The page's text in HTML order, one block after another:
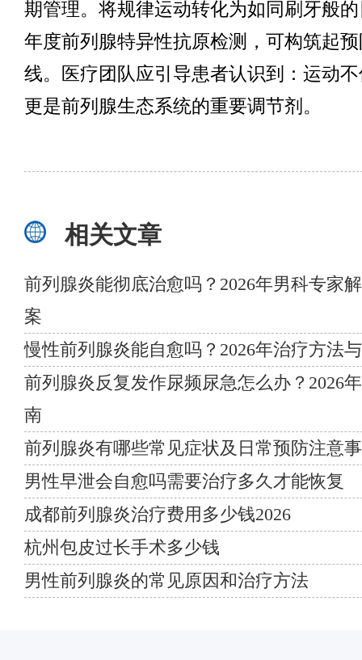
期管理。将规律运动转化为如同刷牙般
年度前列腺特异性抗原检测，可构筑起
线。医疗团队应引导患者认识到：运动
更是前列腺生态系统的重要调节剂。
相关文章
前列腺炎能彻底治愈吗？2026年男科专家
案
慢性前列腺炎能自愈吗？2026年治疗方法
前列腺炎反复发作尿频尿急怎么办？2026
南
前列腺炎有哪些常见症状及日常预防注意
男性早泄会自愈吗需要治疗多久才能恢复
成都前列腺炎治疗费用多少钱2026
杭州包皮过长手术多少钱
男性前列腺炎的常见原因和治疗方法